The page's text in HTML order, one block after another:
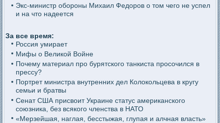
Экс-министр обороны Михаил Федоров о том чего не успел
и на что надеется
За все время:
Россия умирает
Мифы о Великой Войне
Почему материал про бурятского танкиста просочился в
прессу?
Портрет министра внутренних дел Колокольцева в кругу
семьи и братвы
Сенат США присвоит Украине статус американского
союзника, без всякого членства в НАТО
«Мерзейшая, наглая, бесстыжая, глупая и алчная власть»